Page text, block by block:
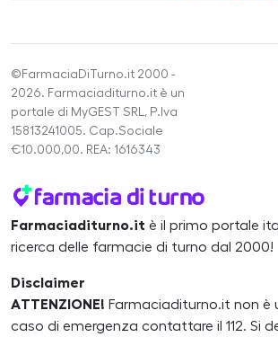
©FarmaciaDiTurno.it 2000 -
2026. Farmaciaditurno.it è un
portale di MyGEST SRL, P.Iva
15813241005. Cap.Sociale
€10.000,00. REA: 1616343
Farmaciaditurno.it è il primo portale
ricerca delle farmacie di turno dal 2000!
Disclaimer
ATTENZIONE! Farmaciaditurno.it non è
caso di emergenza contattare il 112. Si